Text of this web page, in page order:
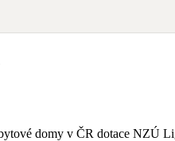
domy v ČR dotace NZÚ